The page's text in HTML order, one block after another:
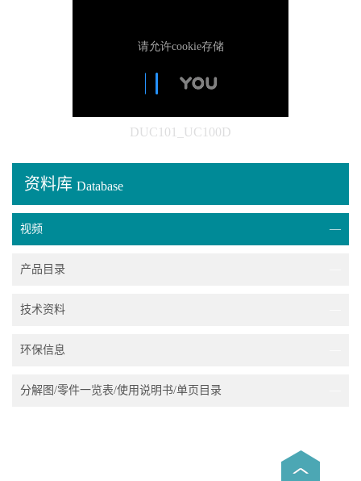
DUC101_UC100D
资料库 Database
视频 —
产品目录
技术资料
环保信息
分解图/零件一览表/使用说明书/单页目录